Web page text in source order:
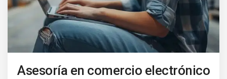
Asesoría en comercio electrónico